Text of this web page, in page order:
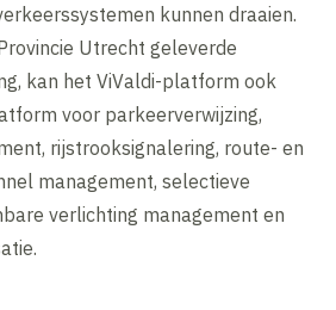
kunnen draaien.
Utrecht geleverde
kan het ViValdi-platform ook
voor parkeerverwijzing,
rijstrooksignalering, route- en
management, selectieve
verlichting management en